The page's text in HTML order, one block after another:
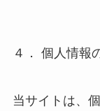
４． 個人情報
当サイトは、